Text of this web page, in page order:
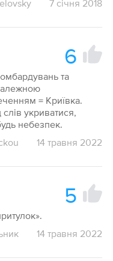
7 січня 2018
6
та
= Криївка.
слів укриватися,
небезпек.
14 травня 2022
5
14 травня 2022